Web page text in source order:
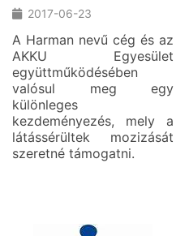
2017-06-23
A Harman nevű cég és az
AKKU Egyesület
együttműködésében
valósul meg egy
különleges
kezdeményezés, mely a
látássérültek mozizását
szeretné támogatni.